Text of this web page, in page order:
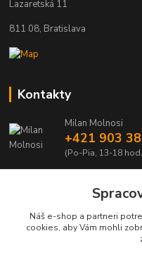
Lazaretská 11
811 08, Bratislava
Kontakty
Milan Molnosi
+421 903
(Po-Pia, 13-18
Náš e-shop a partneri
cookies, aby Vám mohli